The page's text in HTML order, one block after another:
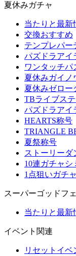
夏休みガチャ
当たりと最新
交換おすすめ
テンプレパー
パズドラアイ
ワンタッチパ
夏休みガイノ
夏休みゼロー
TBライブス
パズドラアイ
HEARTS称号
TRIANGLE
夏祭称号
ストーリーダ
10連ガチャシ
1点狙いガチ
スーパーゴッドフ
当たりと最新
イベント関連
リセットイベ